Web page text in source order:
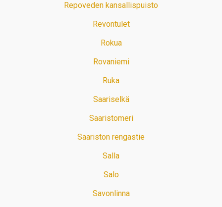
Repoveden kansallispuisto
Revontulet
Rokua
Rovaniemi
Ruka
Saariselkä
Saaristomeri
Saariston rengastie
Salla
Salo
Savonlinna